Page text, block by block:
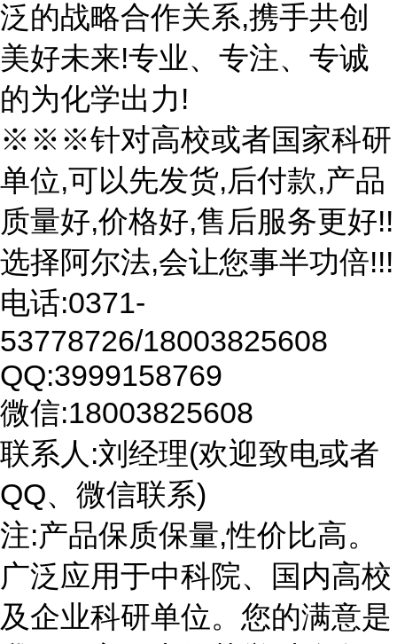
泛的战略合作关系,携手共创
美好未来!专业、专注、专诚
的为化学出力!
※※※针对高校或者国家科研
单位,可以先发货,后付款,产品
质量好,价格好,售后服务更好!!
选择阿尔法,会让您事半功倍!!!
电话:0371-
53778726/18003825608
QQ:3999158769
微信:18003825608
联系人:刘经理(欢迎致电或者
QQ、微信联系)
注:产品保质保量,性价比高。
广泛应用于中科院、国内高校
及企业科研单位。您的满意是